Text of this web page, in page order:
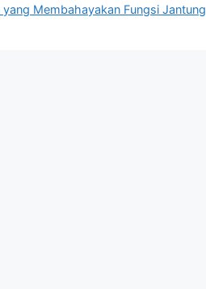
Membahayakan Fungsi Jantung